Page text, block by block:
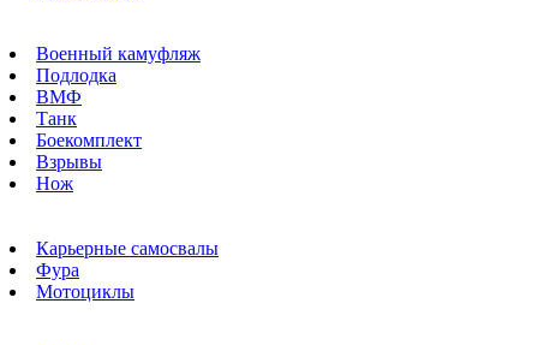
Военный камуфляж
Подлодка
ВМФ
Танк
Боекомплект
Взрывы
Нож
Карьерные самосвалы
Фура
Мотоциклы